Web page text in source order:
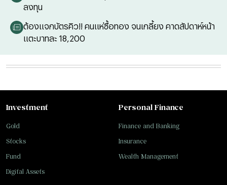
ลงทุน
ต้องแจกบัตรคิว!! คนแห่ซื้อทอง จนเกลี้ยง คาดสัปดาห์หน้า
แตะบาทละ 18,200
Investment
Gold
Stocks
Fund
Digital Assets
Personal Finance
Finance and Banking
Insurance
Wealth Management